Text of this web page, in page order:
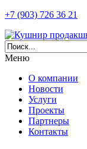
+7 (903) 726 36 21
Меню
О компании
Новости
Услуги
Проекты
Партнеры
Контакты